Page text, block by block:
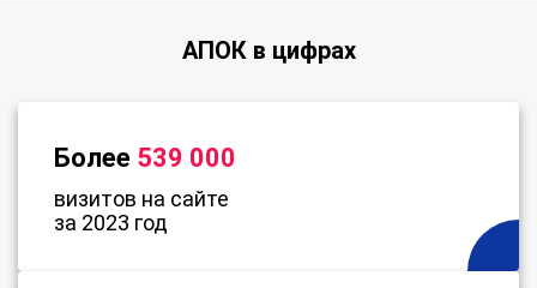
АПОК в цифрах
Более 539 000
визитов на сайте
за 2023 год